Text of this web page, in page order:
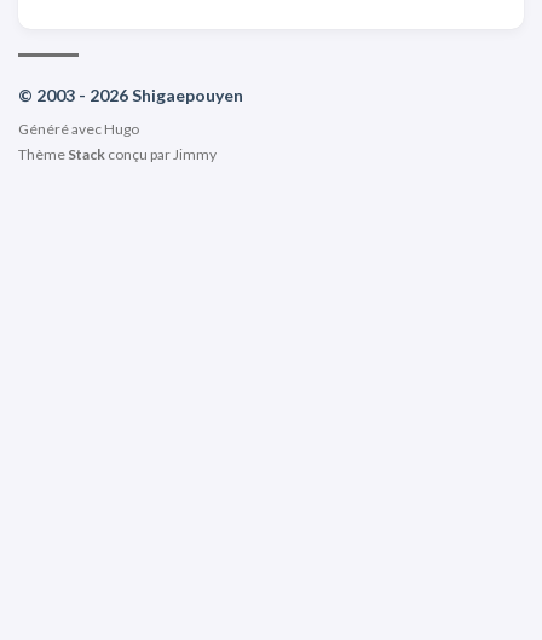
© 2003 - 2026 Shigaepouyen
Généré avec Hugo
Thème Stack conçu parJimmy